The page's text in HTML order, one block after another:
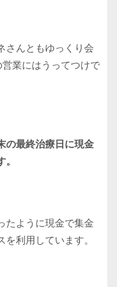
さんともゆっくり会
業にはうってつけで
の最終治療日に現金
たように現金で集金
利用しています。